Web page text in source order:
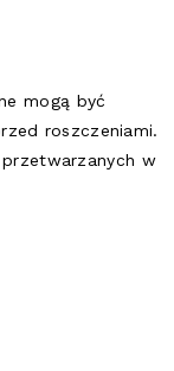
mogą być
roszczeniami.
w